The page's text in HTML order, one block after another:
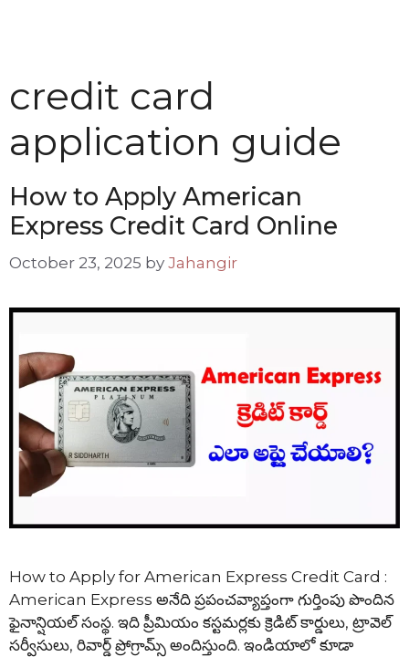
credit card
application guide
How to Apply American
Express Credit Card Online
October 23, 2025 by Jahangir
How to Apply for American Express Credit Card :
American Express అనేది ప్రపంచవ్యాప్తంగా గుర్తింపు పొందిన
ఫైనాన్షియల్ సంస్థ. ఇది ప్రీమియం కస్టమర్లకు క్రెడిట్ కార్డులు, ట్రావెల్
సర్వీసులు, రివార్డ్ ప్రోగ్రామ్స్ అందిస్తుంది. ఇండియాలో కూడా